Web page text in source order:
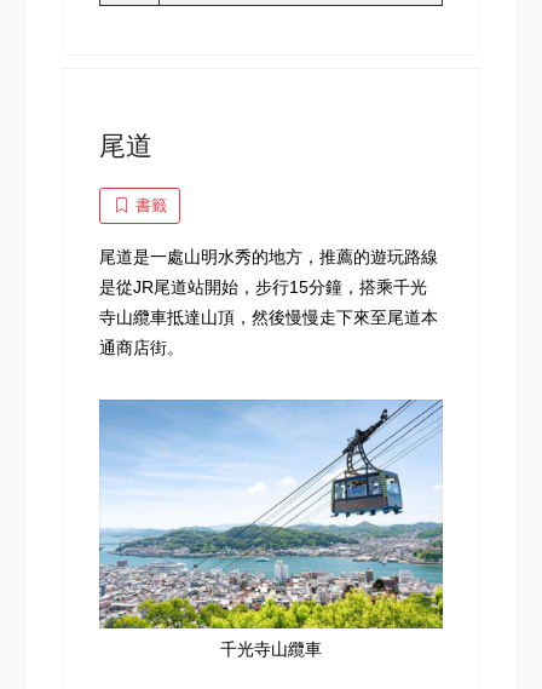
尾道
書籤
尾道是一處山明水秀的地方，推薦的遊玩路線
是從JR尾道站開始，步行15分鐘，搭乘千光
寺山纜車抵達山頂，然後慢慢走下來至尾道本
通商店街。
千光寺山纜車